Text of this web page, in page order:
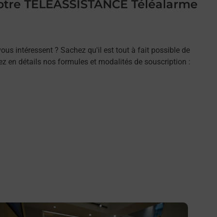
TELEASSISTANCE Téléalarme
intéressent ? Sachez qu'il est tout à fait possible de
en détails nos formules et modalités de souscription :
savoir plus